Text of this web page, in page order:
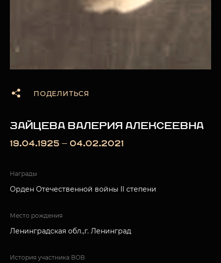
ПОДЕЛИТЬСЯ
ЗАЙЦЕВА ВАЛЕРИЯ АЛЕКСЕЕВНА
19.04.1925 — 04.02.2021
Награды
Орден Отечественной войны II степени
Место рождения
Ленинградская обл.,г. Ленинград
История участника ВОВ